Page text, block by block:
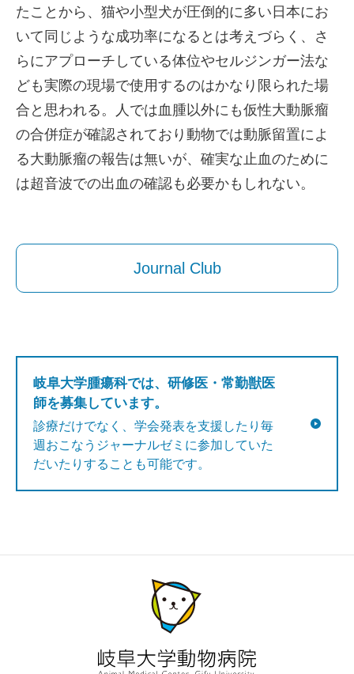
たことから、猫や小型犬が圧倒的に多い日本にお
いて同じような成功率になるとは考えづらく、さ
らにアプローチしている体位やセルジンガー法な
ども実際の現場で使用するのはかなり限られた場
合と思われる。人では血腫以外にも仮性大動脈瘤
の合併症が確認されており動物では動脈留置によ
る大動脈瘤の報告は無いが、確実な止血のために
は超音波での出血の確認も必要かもしれない。
Journal Club
岐阜大学腫瘍科では、研修医・常勤獣医
師を募集しています。
診療だけでなく、学会発表を支援したり毎
週おこなうジャーナルゼミに参加していた
だいたりすることも可能です。